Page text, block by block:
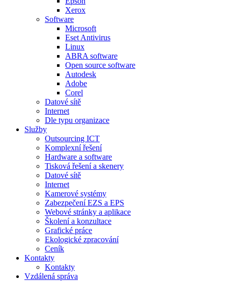
Xerox
Software
Microsoft
Eset Antivirus
Linux
ABRA software
Open source software
Autodesk
Adobe
Corel
Datové sítě
Internet
Dle typu organizace
Služby
Outsourcing ICT
Komplexní řešení
Hardware a software
Tisková řešení a skenery
Datové sítě
Internet
Kamerové systémy
Zabezpečení EZS a EPS
Webové stránky a aplikace
Školení a konzultace
Grafické práce
Ekologické zpracování
Ceník
Kontakty
Kontakty
Vzdálená správa